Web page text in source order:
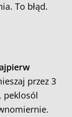
To błąd.
przez 3
peklosól